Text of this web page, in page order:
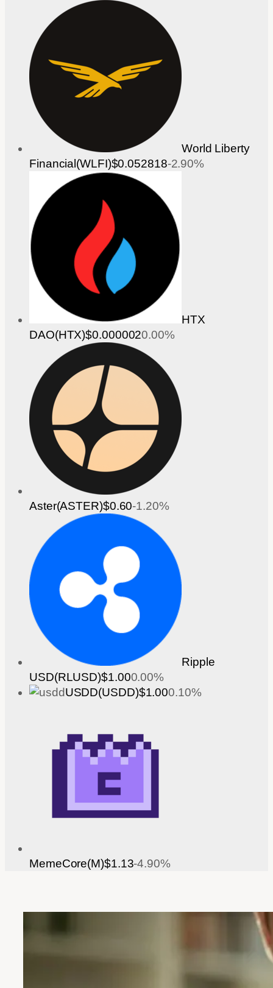
World Liberty
Financial(WLFI)$0.052818-2.90%
HTX
DAO(HTX)$0.0000020.00%
Aster(ASTER)$0.60-1.20%
Ripple
USD(RLUSD)$1.000.00%
USDD(USDD)$1.000.10%
MemeCore(M)$1.13-4.90%